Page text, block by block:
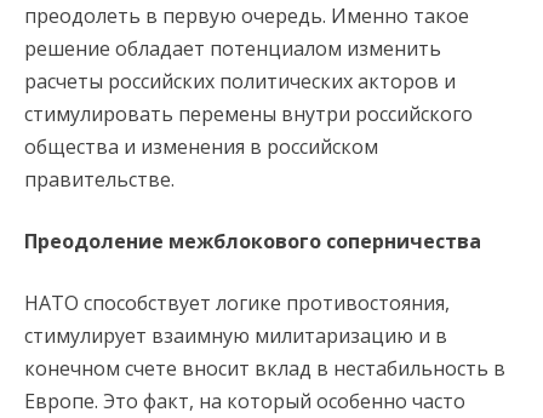
преодолеть в первую очередь. Именно такое
решение обладает потенциалом изменить
расчеты российских политических акторов и
стимулировать перемены внутри российского
общества и изменения в российском
правительстве.
Преодоление межблокового соперничества
НАТО способствует логике противостояния,
стимулирует взаимную милитаризацию и в
конечном счете вносит вклад в нестабильность в
Европе. Это факт, на который особенно часто